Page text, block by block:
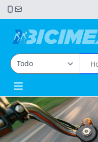
Open main menu